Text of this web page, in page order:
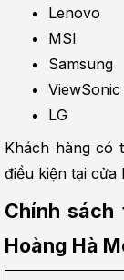
Lenovo
MSI
Samsung
ViewSonic
LG
Khách hàng có
điều kiện tại
Chính
Hoàng Hà